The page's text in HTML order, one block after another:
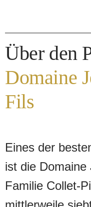
den Auftakt
Über den
Domaine
Fils
Eines der
ist die
Familie Collet-